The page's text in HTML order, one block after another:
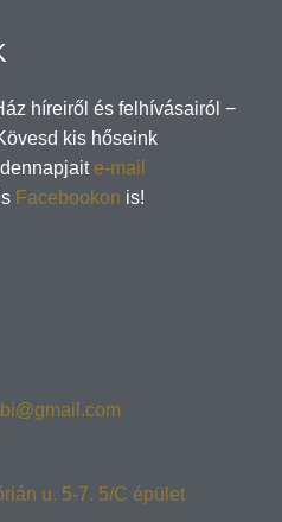
híreiről és felhívásairól −
kis hőseink
e-mail
Facebookon is!
u. 5-7. 5/C épület